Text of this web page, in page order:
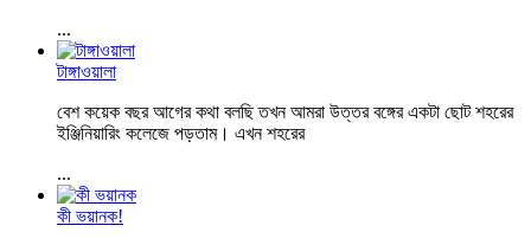
...
টাঙ্গাওয়ালা
বেশ কয়েক বছর আগের কথা বলছি তখন আমরা উত্তর বঙ্গের একটা ছোট শহরের
ইঞ্জিনিয়ারিং কলেজে পড়তাম। এখন শহরের
...
কী ভয়ানক!